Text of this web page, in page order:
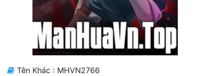
Tên Khác : MHVN2766